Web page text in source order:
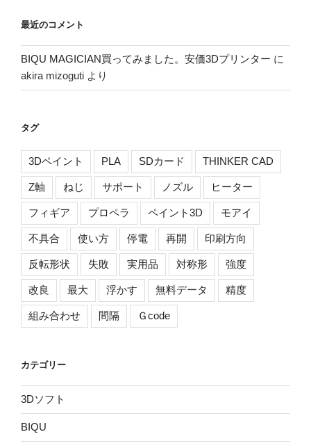
最近のコメント
BIQU MAGICIAN買ってみました。安価3Dプリンター に
akira mizoguti より
タグ
3Dペイント PLA SDカード THINKER CAD
Z軸 ねじ サポート ノズル ヒーター
フィギア プロペラ ペイント3D モアイ
不具合 使い方 停電 再開 印刷方向
反転形状 失敗 実用品 対称形 強度
改良 最大 浮かす 無料データ 精度
組み合わせ 間隔 Ｇcode
カテゴリー
3Dソフト
BIQU